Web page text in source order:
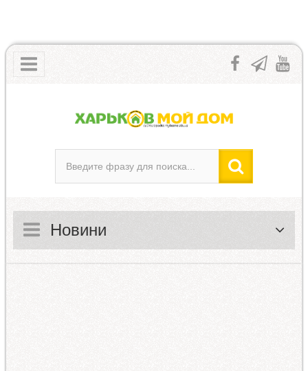
Новини